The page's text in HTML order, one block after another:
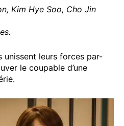
Kim Hye Soo, Cho Jin
unissent leurs forces par-
le coupable d’une